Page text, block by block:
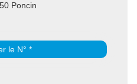
Poncin
le N° *